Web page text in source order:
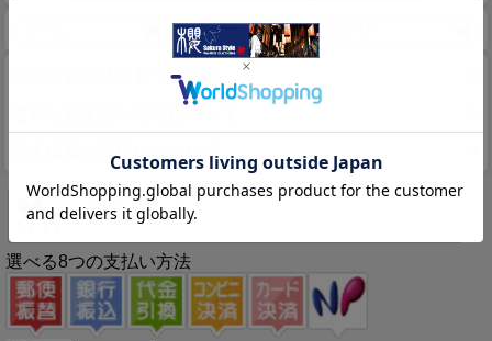
マイページ
特定商取引法に基づく表示
選べる8つの支払い方法